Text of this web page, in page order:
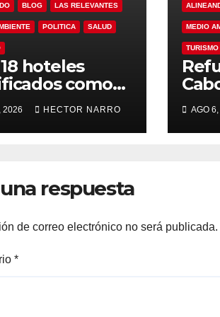
BLOG LAS RELEVANTES
POLITICA SALUD
hoteles
como
de Los
un
2026 HECTOR NARRO
MEDIO
TURISMO
de
AGO
respuesta
de correo electrónico no será publicada.
*